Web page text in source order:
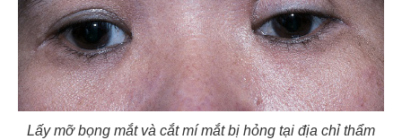
Lấy mỡ bọng mắt và cắt mí mắt bị hỏng tại địa chỉ thẩm